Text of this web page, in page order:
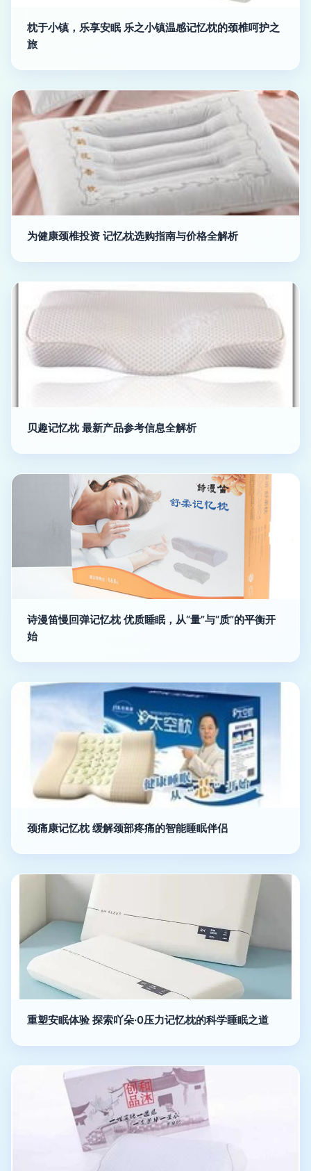
枕于小镇，乐享安眠 乐之小镇温感记忆枕的颈椎呵护之
旅
为健康颈椎投资 记忆枕选购指南与价格全解析
贝趣记忆枕 最新产品参考信息全解析
诗漫笛慢回弹记忆枕 优质睡眠，从“量”与“质”的平衡开
始
颈痛康记忆枕 缓解颈部疼痛的智能睡眠伴侣
重塑安眠体验 探索吖朵·0压力记忆枕的科学睡眠之道